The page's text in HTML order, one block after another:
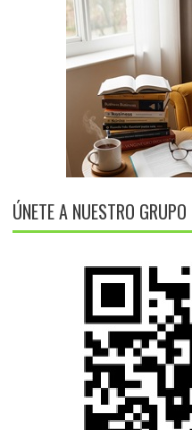
ÚNETE A NUESTRO